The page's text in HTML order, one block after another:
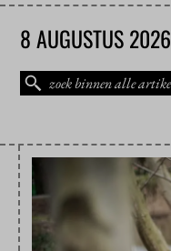
8 AUGUSTUS 2026